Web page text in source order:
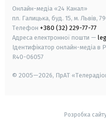
Онлайн-медіа «24 Канал»
пл. Галицька, буд. 15, м. Львів,
Телефон +380 (32) 229-77-77
Адреса електронної пошти —
Ідентифікатор онлайн-медіа в
R40-06057
© 2005—2026, ПрАТ
Розробка